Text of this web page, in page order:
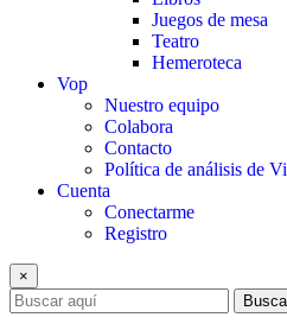
Juegos de mesa
Teatro
Hemeroteca
Vop
Nuestro equipo
Colabora
Contacto
Política de análisis de
Cuenta
Conectarme
Registro
×